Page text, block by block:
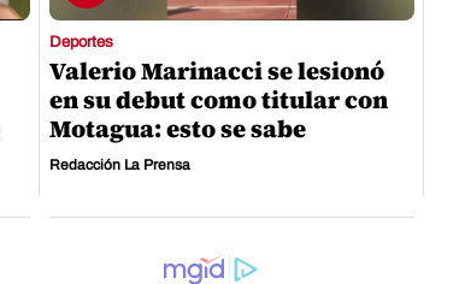
Deportes
Valerio Marinacci se lesionó
en su debut como titular con
Motagua: esto se sabe
Redacción La Prensa